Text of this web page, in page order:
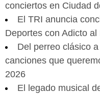
conciertos en Ciudad
El TRI anuncia
Deportes con Adicto al
Del perreo clásico
canciones que
2026
El legado musical